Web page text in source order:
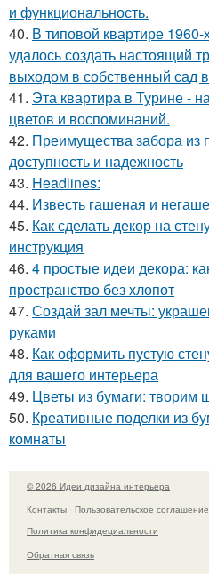
и функциональность.
40. В типовой квартире
удалось создать настоящий
выходом в собственный сад
41. Эта квартира в Турине -
цветов и воспоминаний.
42. Преимущества забора из
доступность и надежность
43. Headlines:
44. Известь гашеная и
45. Как сделать декор на
инструкция
46. 4 простые идеи декора:
пространство без хлопот
47. Создай зал мечты:
руками
48. Как оформить пустую
для вашего интерьера
49. Цветы из бумаги: творим
50. Креативные поделки из
комнаты
© 2026 Идеи дизайна интерьера
Контакты
Пользовательское соглашение
Политика конфидециальности
Обратная связь